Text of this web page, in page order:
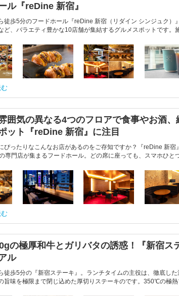
ル『reDine 新宿』
徒歩5分のフードホール『reDine 新宿（リダイン シンジュク）
ど、バラエティ豊かな10店舗が集結するグルメスポットです。
む
囲気の異なる4つのフロアで食事やお酒、
ット『reDine 新宿』に注目
ぴったりなこんなお店があるのをご存知ですか？『reDine 新宿
専門店が集まるフードホール。どの席に座っても、スマホひと
む
の極厚和牛とガリバタの誘惑！『新宿ス
ル
徒歩5分の『新宿ステーキ』。ランチタイムの主役は、徹底し
旨味を極限まで閉じ込めた厚切りステーキのです。350℃の極熱